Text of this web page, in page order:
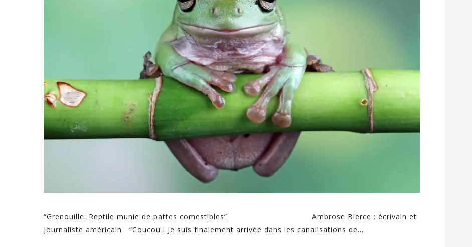
“Grenouille. Reptile munie de pattes comestibles”. Ambrose Bierce : écrivain et
journaliste américain “Coucou ! Je suis finalement arrivée dans les canalisations de...